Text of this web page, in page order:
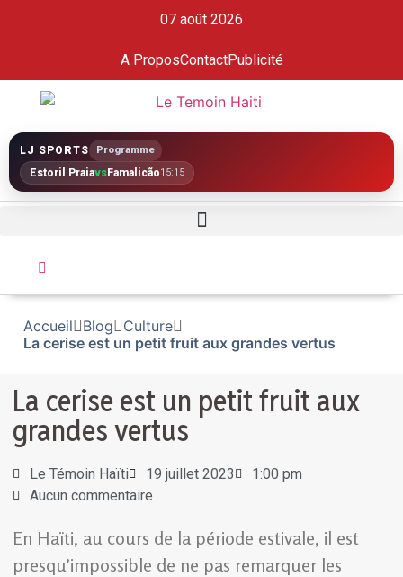
07 août 2026
A ProposContactPublicité
LJ SPORTS Programme
Estoril PraiavsFamalicão15:15
Accueil Blog
Culture
La cerise est un petit fruit aux grandes vertus
La cerise est un petit fruit aux
grandes vertus
Le Témoin Haïti 19 juillet 2023
1:00 pm
Aucun commentaire
En Haïti, au cours de la période estivale, il est
presqu’impossible de ne pas remarquer les